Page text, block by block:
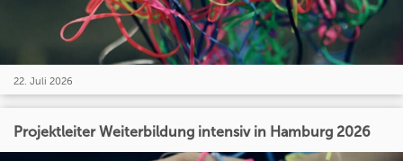
22. Juli 2026
Projektleiter Weiterbildung intensiv in Hamburg 2026